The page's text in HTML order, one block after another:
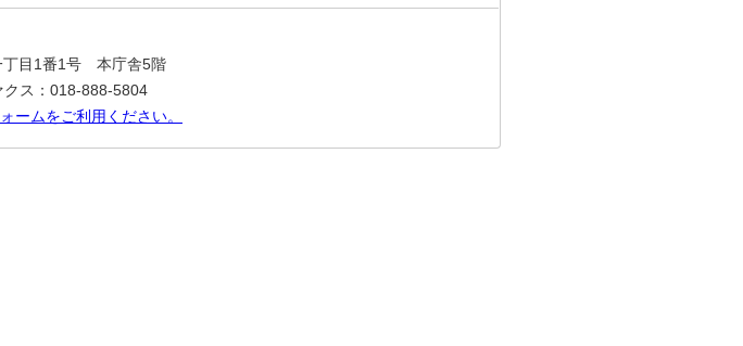
目1番1号 本庁舎5階
ス：018-888-5804
ームをご利用ください。